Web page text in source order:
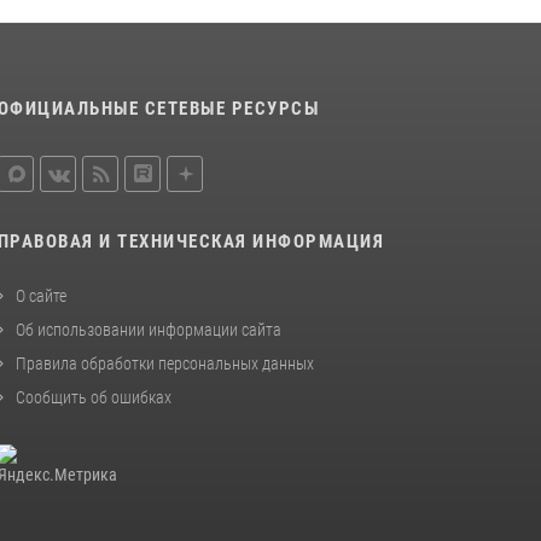
В Иванове сотрудники ОМОН «Спарта»
СЕТЕВЫЕ РЕСУРСЫ
ПРАВОВАЯ И ТЕХНИЧЕСКАЯ ИНФОРМАЦИЯ
О сайте
Об использовании информации сайта
Правила обработки персональных данных
Сообщить об ошибках